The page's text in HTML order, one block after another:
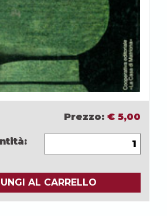
Prezzo: € 5,00
AL CARRELLO